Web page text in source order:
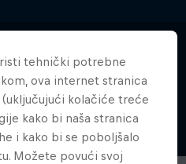
tehnički potrebne
ova internet stranica
kolačiće treće
kako bi naša stranica
i kako bi se poboljšalo
Možete povući svoj